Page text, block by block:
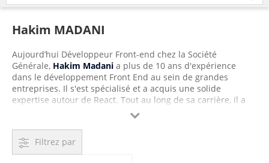
Hakim MADANI
Aujourd’hui Développeur Front-end chez la Société
Générale, Hakim Madani a plus de 10 ans d'expérience
dans le développement Front End au sein de grandes
entreprises. Il s'est spécialisé et a acquis une solide
expertise autour de React. Tout au long de sa carrière, il a
collaboré sur une multitude de projets, aidant ainsi des
startups, PME et grandes structures à réaliser leurs produits
numériques. Aujourd'hui, désireux de partager son savoir et
d'accompagner d'autres développeurs dans leur parcours, il
fait profiter le lecteur de toute son expertise sur React.

Filtrez par